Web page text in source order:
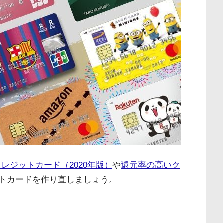
ジットカード（2020年版） や還元率の高いク
カードを作り直しましょう。